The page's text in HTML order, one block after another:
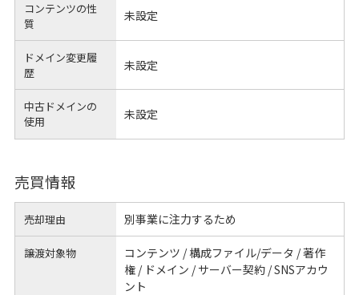
コンテンツの性
質
未設定
ドメイン変更履
歴
未設定
中古ドメインの
使用
未設定
売買情報
売却理由 別事業に注力するため
譲渡対象物
コンテンツ / 構成ファイル/データ / 著作
権 / ドメイン / サーバー契約 / SNSアカウ
ント